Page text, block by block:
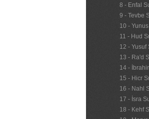
8 - Enfal
9 - Tevbe
10 -
11 - Hud
12 - Yusuf
13 - Ra'd
14 -
15 - Hicr
16 - Nahl
17 - İsra
18 - Kehf